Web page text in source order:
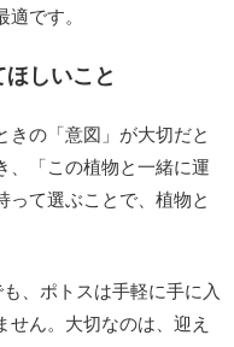
です。
しいこと
きの「意図」が大切だと
、「この植物と一緒に運
って選ぶことで、植物と
、ポトスは手軽に手に入
せん。大切なのは、迎え